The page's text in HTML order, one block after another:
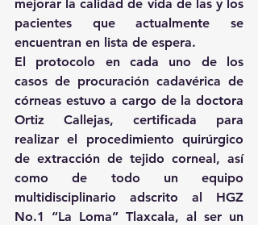
mejorar la calidad de vida de las y los
pacientes que actualmente se
encuentran en lista de espera.
El protocolo en cada uno de los
casos de procuración cadavérica de
córneas estuvo a cargo de la doctora
Ortiz Callejas, certificada para
realizar el procedimiento quirúrgico
de extracción de tejido corneal, así
como de todo un equipo
multidisciplinario adscrito al HGZ
No.1 “La Loma” Tlaxcala, al ser un